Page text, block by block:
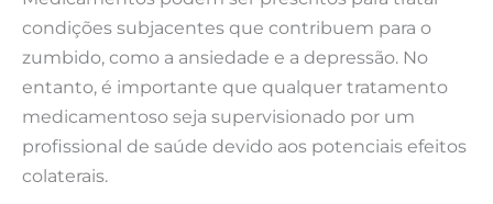
condições subjacentes que contribuem para o
zumbido, como a ansiedade e a depressão. No
entanto, é importante que qualquer tratamento
medicamentoso seja supervisionado por um
profissional de saúde devido aos potenciais efeitos
colaterais.